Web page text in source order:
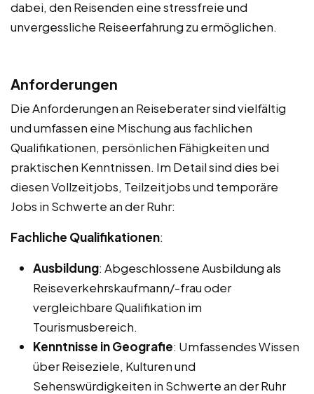
dabei, den Reisenden eine stressfreie und
unvergessliche Reiseerfahrung zu ermöglichen.
Anforderungen
Die Anforderungen an Reiseberater sind vielfältig
und umfassen eine Mischung aus fachlichen
Qualifikationen, persönlichen Fähigkeiten und
praktischen Kenntnissen. Im Detail sind dies bei
diesen Vollzeitjobs, Teilzeitjobs und temporäre
Jobs in Schwerte an der Ruhr:
Fachliche Qualifikationen:
Ausbildung: Abgeschlossene Ausbildung als
Reiseverkehrskaufmann/-frau oder
vergleichbare Qualifikation im
Tourismusbereich.
Kenntnisse in Geografie: Umfassendes Wissen
über Reiseziele, Kulturen und
Sehenswürdigkeiten in Schwerte an der Ruhr